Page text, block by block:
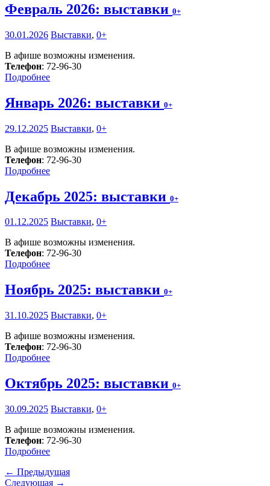
Февраль 2026: выставки 0+
30.01.2026 Выставки, 0+
В афише возможны изменения.
Телефон: 72-96-30
Подробнее
Январь 2026: выставки 0+
29.12.2025 Выставки, 0+
В афише возможны изменения.
Телефон: 72-96-30
Подробнее
Декабрь 2025: выставки 0+
01.12.2025 Выставки, 0+
В афише возможны изменения.
Телефон: 72-96-30
Подробнее
Ноябрь 2025: выставки 0+
31.10.2025 Выставки, 0+
В афише возможны изменения.
Телефон: 72-96-30
Подробнее
Октябрь 2025: выставки 0+
30.09.2025 Выставки, 0+
В афише возможны изменения.
Телефон: 72-96-30
Подробнее
← Предыдущая
Следующая →